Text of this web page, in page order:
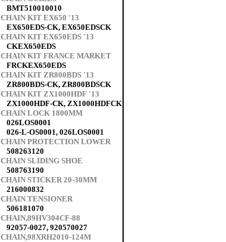
BMT510010010
CHAIN KIT EX650 '13
EX650EDS-CK, EX650EDSCK
CHAIN KIT EX650EDS '13
CKEX650EDS
CHAIN KIT FRANCE MARKET
FRCKEX650EDS
CHAIN KIT ZR800BDS '13
ZR800BDS-CK, ZR800BDSCK
CHAIN KIT ZX1000HDF '13
ZX1000HDF-CK, ZX1000HDFCK
CHAIN LOCK 1800MM
026LOS0001
026-L-OS0001, 026LOS0001
CHAIN PROTECTION LOWER
508263120
CHAIN SLIDING SHOE
508763190
CHAIN STICKER 20-30MM
216000832
CHAIN TENSIONER
506181070
CHAIN,89HV304CF-88
92057-0027, 920570027
CHAIN,98XRH2010-124M